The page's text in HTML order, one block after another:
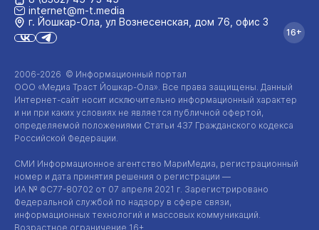
2006-2026 © Информационный портал
ООО «Медиа Траст Йошкар-Ола». Все права защищены. Данный
Интернет-сайт носит исключительно информационный характер
и ни при каких условиях не является публичной офертой,
определяемой положениями Статьи 437 Гражданского кодекса
Российской Федерации.
СМИ Информационное агентство МариМедиа, регистрационный
номер и дата принятия решения о регистрации —
ИА № ФС77-80702 от 07 апреля 2021 г. Зарегистрировано
Федеральной службой по надзору в сфере связи,
информационных технологий и массовых коммуникаций.
Возрастное ограничение 16+.
internet@m-t.media
г. Йошкар‑Ола, ул Вознесенская, дом 76, офис 3
16+